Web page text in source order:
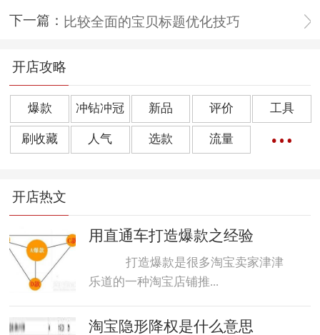
下一篇： 比较全面的宝贝标题优化技巧
开店攻略
爆款 冲钻冲冠 新品 评价 工具
刷收藏 人气 选款 流量
转化率
好评语 网店起名
开店热文
用直通车打造爆款之经验
打造爆款是很多淘宝卖家津津
乐道的一种淘宝店铺推...
淘宝隐形降权是什么意思